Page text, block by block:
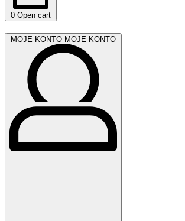
0 Open cart
MOJE KONTO MOJE KONTO